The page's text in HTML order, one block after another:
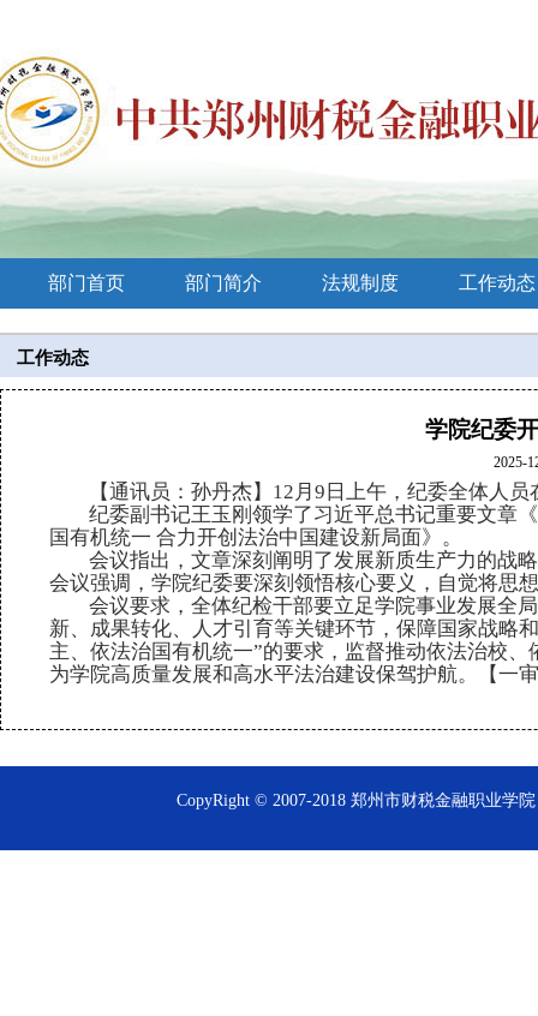
部门首页 部门简介 法规制度 工作动态
工作动态
学院纪委
2025-
【通讯员： 孙丹杰】 12 月 9 日上午，纪委全体人员
纪委副书记王玉刚领学了习近平总书记重要文章 《
国有机统一 合力开创法治中国建设新局面》 。
会议指出 ，文章深刻阐明了发展新质生产力的战
会议强调， 学院纪委要深刻领悟核心要义，自觉将思
会议要求，全体纪检干部要立足学院事业发展全
新、成果转化、人才引育等关键环节，保障国家战略和
主、依法治国有机统一”的要求，监督推动依法治校
为学院高质量发展和高水平法治建设保驾护航。【一
CopyRight © 2007-2018 郑州市财税金融职业学